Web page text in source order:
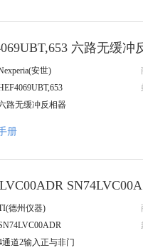
六路无缓冲
安世)
路无缓冲反相器
册
德州仪器)
通道2输入正与非门